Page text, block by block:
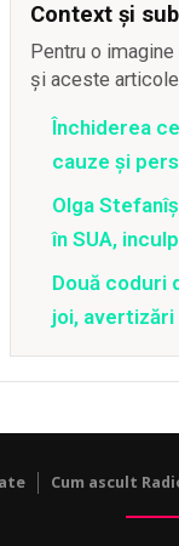
Context și
Pentru o
și aceste
Închiderea
cauze și
Olga
în SUA,
Două coduri
joi,
Cum ascult